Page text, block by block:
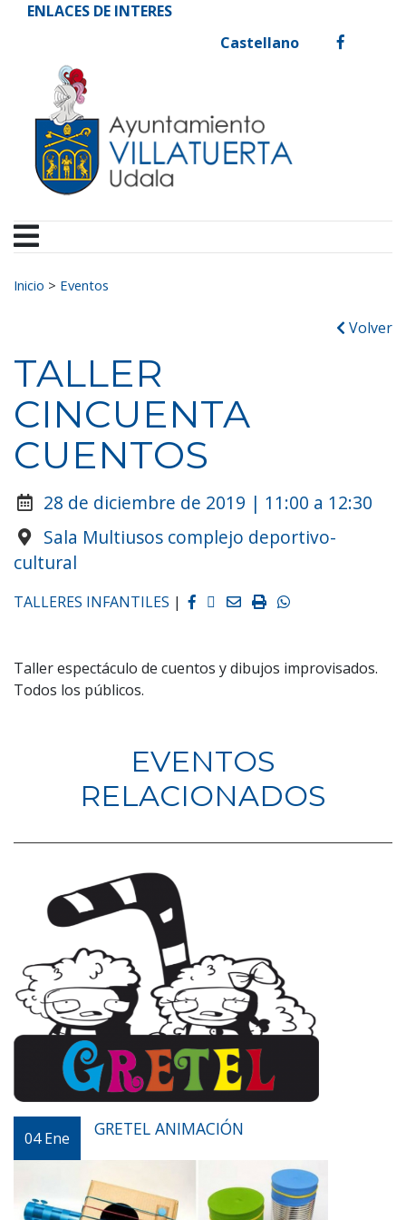
Ir al contenido
Ayuntamiento de
ENLACES DE INTERES
Castellano
facebook
Buscar:
Inicio > Eventos
Volver
TALLER
CINCUENTA
CUENTOS
28 de diciembre de 2019 | 11:00 a 12:30
Sala Multiusos complejo deportivo-
cultural
TALLERES INFANTILES | Facebook
Twitter
EmailImprimirWhatsapp
Taller espectáculo de cuentos y dibujos improvisados.
Todos los públicos.
EVENTOS
RELACIONADOS
04 Ene GRETEL ANIMACIÓN